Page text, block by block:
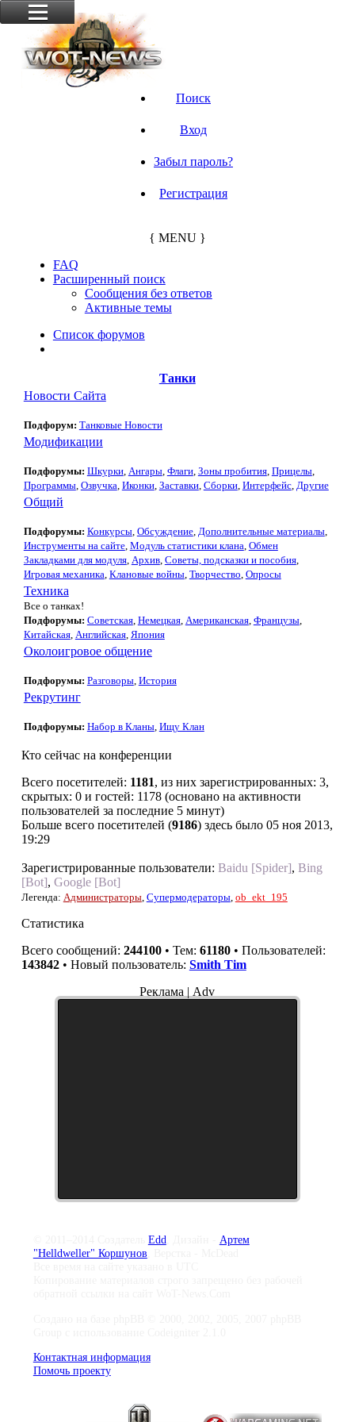
Поиск
Вход
Забыл пароль?
Регистрация
{ MENU }
FAQ
Расширенный поиск
Сообщения без ответов
Активные темы
Список форумов
Танки
Новости Сайта
Подфорум: Танковые Новости
Модификации
Подфорумы: Шкурки, Ангары, Флаги, Зоны пробития, Прицелы,
Программы, Озвучка, Иконки, Заставки, Сборки, Интерфейс, Другие
Общий
Подфорумы: Конкурсы, Обсуждение, Дополнительные материалы,
Инструменты на сайте, Модуль статистики клана, Обмен
Закладками для модуля, Архив, Советы, подсказки и пособия,
Игровая механика, Клановые войны, Творчество, Опросы
Техника
Все о танках!
Подфорумы: Советская, Немецкая, Американская, Французы,
Китайская, Английская, Япония
Околоигровое общение
Подфорумы: Разговоры, История
Рекрутинг
Подфорумы: Набор в Кланы, Ищу Клан
Кто сейчас на конференции
Всего посетителей: 1181, из них зарегистрированных: 3,
скрытых: 0 и гостей: 1178 (основано на активности
пользователей за последние 5 минут)
Больше всего посетителей (9186) здесь было 05 ноя 2013,
19:29
Зарегистрированные пользователи: Baidu [Spider], Bing
[Bot], Google [Bot]
Легенда: Администраторы, Супермодераторы, ob_ekt_195
Статистика
Всего сообщений: 244100• Тем: 61180• Пользователей:
143842• Новый пользователь: Smith Tim
Реклама | Adv
Edd
Артем
"Helldweller" Коршунов
Контактная информация
Помочь проекту